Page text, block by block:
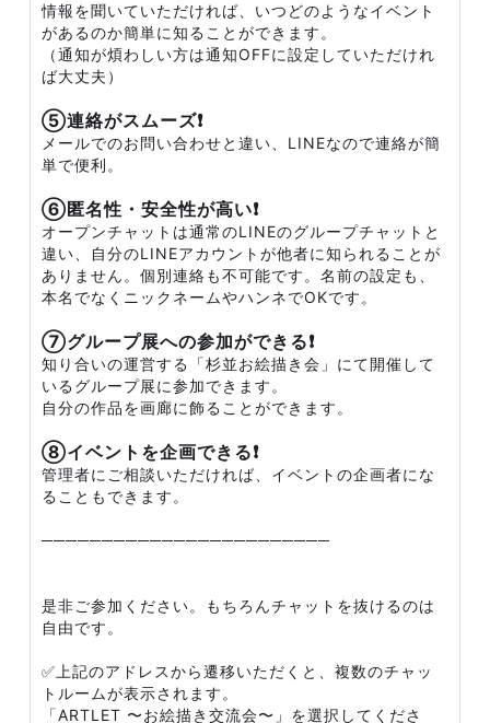
情報を聞いていただければ、いつどのようなイベント
があるのか簡単に知ることができます。
（通知が煩わしい方は通知OFFに設定していただけれ
ば大丈夫）
⑤連絡がスムーズ❗
メールでのお問い合わせと違い、LINEなので連絡が簡
単で便利。
⑥匿名性・安全性が高い❗
オープンチャットは通常のLINEのグループチャットと
違い、自分のLINEアカウントが他者に知られることが
ありません。個別連絡も不可能です。名前の設定も、
本名でなくニックネームやハンネでOKです。
⑦グループ展への参加ができる❗
知り合いの運営する「杉並お絵描き会」にて開催して
いるグループ展に参加できます。
自分の作品を画廊に飾ることができます。
⑧イベントを企画できる❗
管理者にご相談いただければ、イベントの企画者にな
ることもできます。
────────────────────────
是非ご参加ください。もちろんチャットを抜けるのは
自由です。
✅上記のアドレスから遷移いただくと、複数のチャッ
トルームが表示されます。
「ARTLET 〜お絵描き交流会〜」を選択してくださ